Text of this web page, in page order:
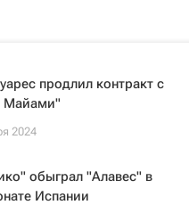
продлил контракт с
Майами"
2024
обыграл "Алавес" в
Испании